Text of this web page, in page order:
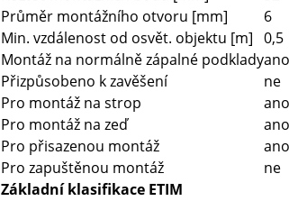
Průměr montážního otvoru [mm]
6
Min. vzdálenost od osvět. objektu [m] 0,5
Montáž na normálně zápalné podkladyano
Přizpůsobeno k zavěšení
ne
Pro montáž na strop
ano
Pro montáž na zeď
ano
Pro přisazenou montáž
ano
Pro zapuštěnou montáž
ne
Základní klasifikace ETIM